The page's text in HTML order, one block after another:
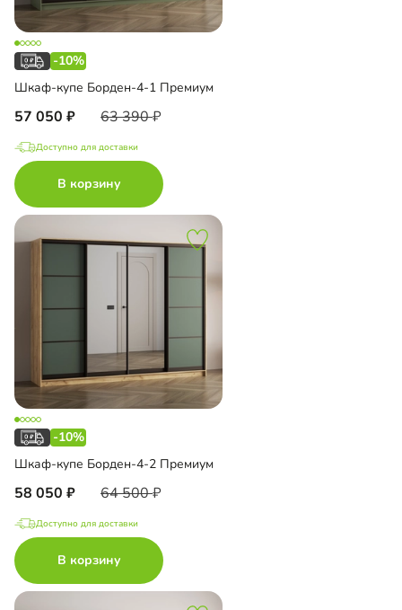
-10%
Шкаф-купе Борден-4-1 Премиум
57 050 63 390
Доступно для доставки
В корзину
-10%
Шкаф-купе Борден-4-2 Премиум
58 050 64 500
Доступно для доставки
В корзину